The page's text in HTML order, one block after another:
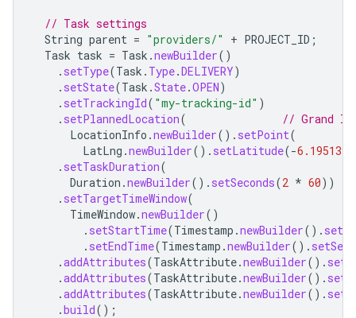
// Task settings
String parent = "providers/" + PROJECT_ID ;
Task task = Task .newBuilder()
. setType(Task . Type.DELIVERY)
. setState(Task .State.OPEN)
. setTrackingId( "my-tracking-id" )
. setPlannedLocation(
// Grand
LocationInfo .newBuilder(). setPoint(
LatLng .newBuilder(). setLatitude(-6.195139
. setTaskDuration(
Duration .newBuilder(). setSeconds(2 * 60))
. setTargetTimeWindow(
TimeWindow.newBuilder()
. setStartTime(Timestamp .newBuilder().
. setEndTime(Timestamp .newBuilder().
.addAttributes(TaskAttribute.newBuilder().
.addAttributes(TaskAttribute.newBuilder().
.addAttributes(TaskAttribute.newBuilder().
.build();